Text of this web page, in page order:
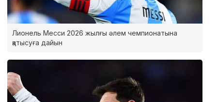
Лионель Месси 2026 жылғы әлем чемпионатына
қатысуға дайын